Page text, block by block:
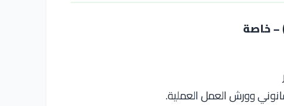
وورش العمل العملية.